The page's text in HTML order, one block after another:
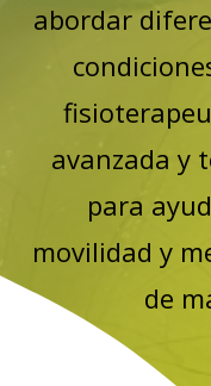
abordar
avanzada y
para
movilidad y
de